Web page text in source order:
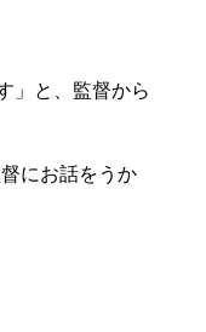
」と、監督から
にお話をうか